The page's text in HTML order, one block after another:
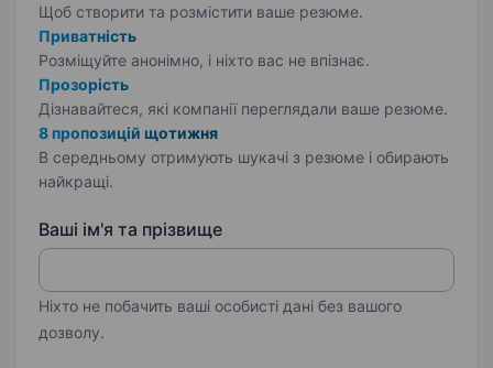
Щоб створити та розмістити ваше резюме.
Приватність
Розміщуйте анонімно, і ніхто вас не впізнає.
Прозорість
Дізнавайтеся, які компанії переглядали ваше резюме.
8 пропозицій щотижня
В середньому отримують шукачі з резюме і обирають
найкращі.
Ваші ім'я та прізвище
Ніхто не побачить ваші особисті дані без вашого
дозволу.